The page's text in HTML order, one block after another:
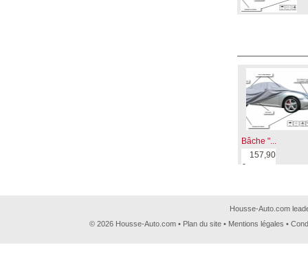
Bâche "...
157,90
€
Housse-Auto.com
© 2026 Housse-Auto.com • Plan du site • Mentions légales •